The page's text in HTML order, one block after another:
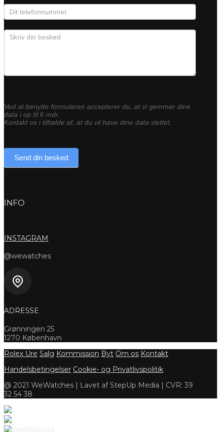
Ved at benytte formularen accepterer du, at vi gemmer dine
data i op til 6 mdr.
Kontakt os i tilfælde af, at du vil have dine data slettet.
Send din besked
INFO
INSTAGRAM
@wewatches
ADRESSE
Grønningen 25
1270 København
Rolex Ure Salg Kommission Byt Om os Kontakt
Handelsbetingelser Cookie- og Privatlivspolitik
@ 2021 WeWatches | Lavet af StepUp Media | CVR: 39
32 54 38